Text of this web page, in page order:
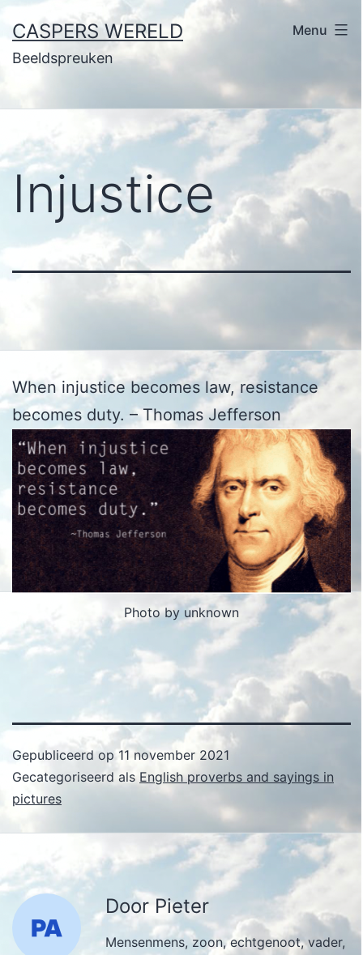
naar
de
CASPERS WERELD
Beeldspreuken
Menu
Injustice
When injustice becomes law, resistance
becomes duty. – Thomas Jefferson
Photo by unknown
Gepubliceerd op11 november 2021
Gecategoriseerd als English proverbs and sayings in
pictures
Door Pieter
Mensenmens, zoon, echtgenoot, vader,